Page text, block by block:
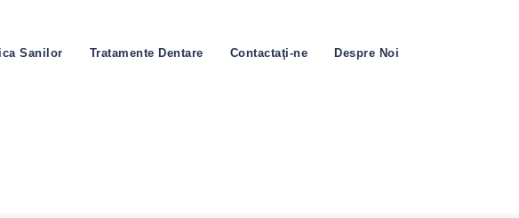
Sanilor Tratamente Dentare Contactaţi-ne Despre Noi